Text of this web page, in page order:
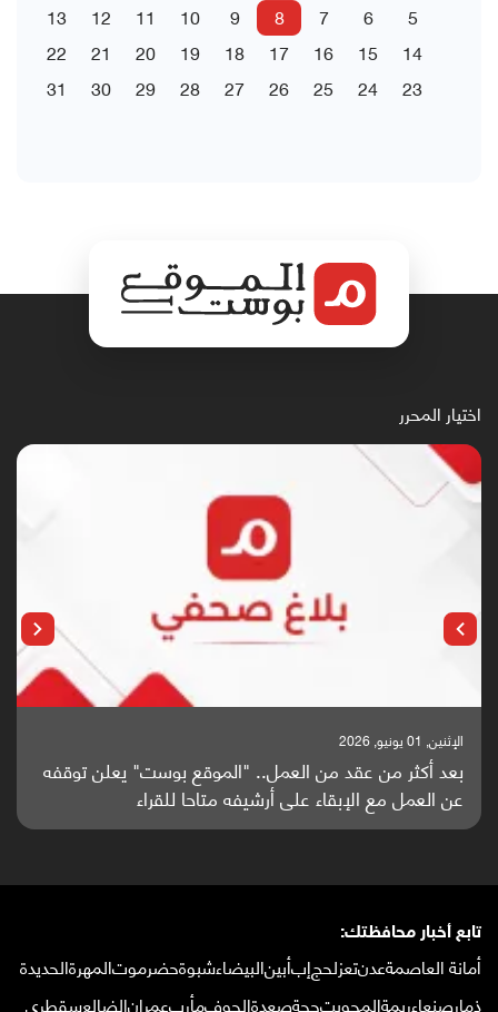
5
6
7
8
9
10
11
12
13
14
15
16
17
18
19
20
21
22
23
24
25
26
27
28
29
30
31
اختيار المحرر
الإثنين, 25 مايو, 2026
باحثون من اليمن يدخلون سباق أبحاث ألزهايمر بدراسة
واعدة منشورة عالميا (ترجمة)
تابع أخبار محافظتك:
أمانة العاصمةعدنتعزلحجإبأبينالبيضاءشبوةحضرموتالمهرةالحديدة
ذمارصنعاءريمةالمحويتحجةصعدةالجوفمأربعمرانالضالعسقطرى